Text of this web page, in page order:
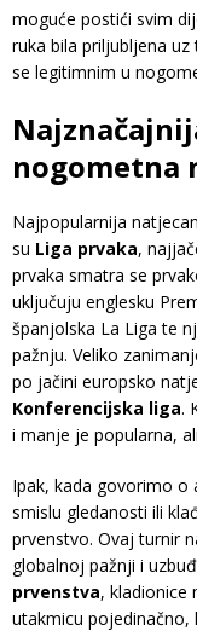
moguće postići svim
ruka bila priljubljena
se legitimnim u
nogometna
Najpopularnija
su Liga prvaka,
prvaka smatra se
uključuju englesku
španjolska La Liga te
pažnju. Veliko
po jačini europsko
Konferencijska liga.
i manje je popularna,
Ipak, kada govorimo o
smislu gledanosti ili
prvenstvo. Ovaj turnir
globalnoj pažnji i
prvenstva, kladionice
utakmicu pojedinačno,